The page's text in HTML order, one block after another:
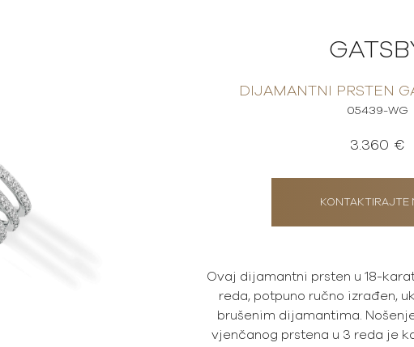
DIJAMANTNI PRSTEN
05439-WG
3.360 €
KONTAKTIRAJTE
Ovaj dijamantni prsten u 18-
reda, potpuno ručno izrađen,
brušenim dijamantima.
vjenčanog prstena u 3 reda je